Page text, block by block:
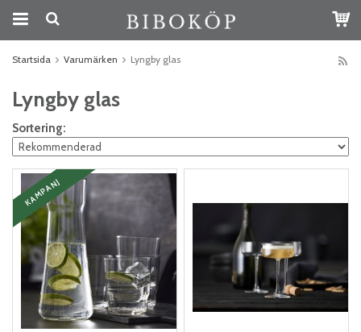
Startsida Varumärken Lyngby glas
Lyngby glas
Sortering:
KAMPANJ